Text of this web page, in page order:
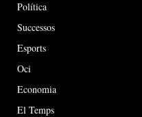
Política
Successos
Esports
Oci
Economia
El Temps